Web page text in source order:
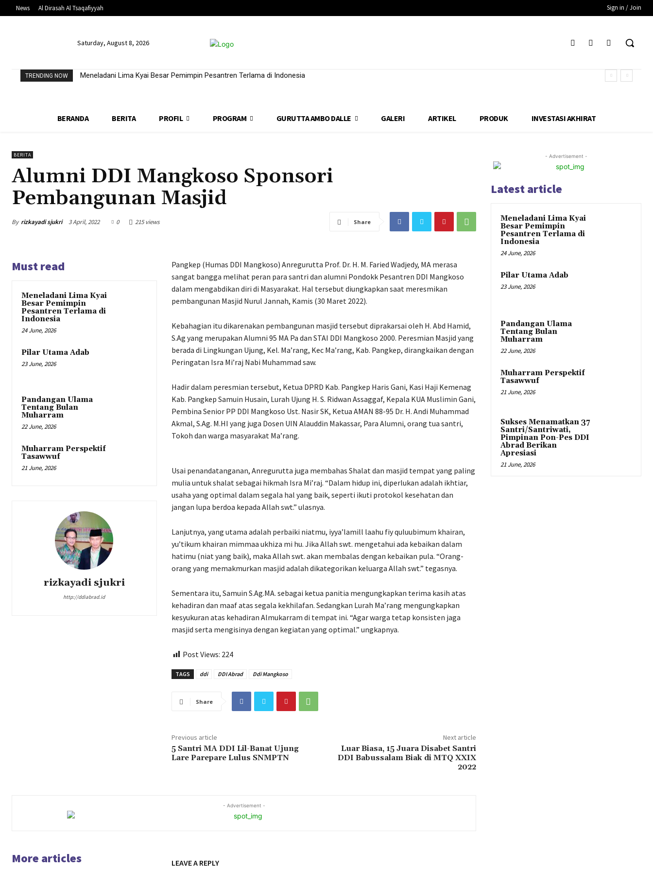
News Al Dirasah Al Tsaqafiyyah Sign in / Join
Saturday, August 8, 2026
TRENDING NOW Meneladani Lima Kyai Besar Pemimpin Pesantren Terlama di Indonesia
BERANDA BERITA PROFIL PROGRAM GURUTTA AMBO DALLE GALERI ARTIKEL PRODUK INVESTASI AKHIRAT
BERITA
Alumni DDI Mangkoso Sponsori
Pembangunan Masjid
By rizkayadi sjukri 3 April, 2022 0 215 views Share
Must read
Meneladani Lima Kyai
Besar Pemimpin
Pesantren Terlama di
Indonesia
24 June, 2026
Pilar Utama Adab
23 June, 2026
Pandangan Ulama
Tentang Bulan
Muharram
22 June, 2026
Muharram Perspektif
Tasawwuf
21 June, 2026
rizkayadi sjukri
http://ddiabrad.id
Pangkep (Humas DDI Mangkoso) Anregurutta Prof. Dr. H. M. Faried Wadjedy, MA merasa
sangat bangga melihat peran para santri dan alumni Pondokk Pesantren DDI Mangkoso
dalam mengabdikan diri di Masyarakat. Hal tersebut diungkapkan saat meresmikan
pembangunan Masjid Nurul Jannah, Kamis (30 Maret 2022).
Kebahagian itu dikarenakan pembangunan masjid tersebut diprakarsai oleh H. Abd Hamid,
S.Ag yang merupakan Alumni 95 MA Pa dan STAI DDI Mangkoso 2000. Peresmian Masjid yang
berada di Lingkungan Ujung, Kel. Ma’rang, Kec Ma’rang, Kab. Pangkep, dirangkaikan dengan
Peringatan Isra Mi’raj Nabi Muhammad saw.
Hadir dalam peresmian tersebut, Ketua DPRD Kab. Pangkep Haris Gani, Kasi Haji Kemenag
Kab. Pangkep Samuin Husain, Lurah Ujung H. S. Ridwan Assaggaf, Kepala KUA Muslimin Gani,
Pembina Senior PP DDI Mangkoso Ust. Nasir SK, Ketua AMAN 88-95 Dr. H. Andi Muhammad
Akmal, S.Ag. M.HI yang juga Dosen UIN Alauddin Makassar, Para Alumni, orang tua santri,
Tokoh dan warga masyarakat Ma’rang.
Usai penandatanganan, Anregurutta juga membahas Shalat dan masjid tempat yang paling
mulia untuk shalat sebagai hikmah Isra Mi’raj. “Dalam hidup ini, diperlukan adalah ikhtiar,
usaha yang optimal dalam segala hal yang baik, seperti ikuti protokol kesehatan dan
jangan lupa berdoa kepada Allah swt.” ulasnya.
Lanjutnya, yang utama adalah perbaiki niatmu, iyya’lamill laahu fiy quluubimum khairan,
yu’tikum khairan mimmaa ukhiza mi hu. Jika Allah swt. mengetahui ada kebaikan dalam
hatimu (niat yang baik), maka Allah swt. akan membalas dengan kebaikan pula. “Orang-
orang yang memakmurkan masjid adalah dikategorikan keluarga Allah swt.” tegasnya.
Sementara itu, Samuin S.Ag.MA. sebagai ketua panitia mengungkapkan terima kasih atas
kehadiran dan maaf atas segala kekhilafan. Sedangkan Lurah Ma’rang mengungkapkan
kesyukuran atas kehadiran Almukarram di tempat ini. “Agar warga tetap konsisten jaga
masjid serta mengisinya dengan kegiatan yang optimal.” ungkapnya.
Post Views: 224
TAGS ddi DDI Abrad Ddi Mangkoso
Share
Previous article
5 Santri MA DDI Lil-Banat Ujung
Lare Parepare Lulus SNMPTN
Next article
Luar Biasa, 15 Juara Disabet Santri
DDI Babussalam Biak di MTQ XXIX
2022
- Advertisement -
More articles LEAVE A REPLY
- Advertisement -
Latest article
Meneladani Lima Kyai
Besar Pemimpin
Pesantren Terlama di
Indonesia
24 June, 2026
Pilar Utama Adab
23 June, 2026
Pandangan Ulama
Tentang Bulan
Muharram
22 June, 2026
Muharram Perspektif
Tasawwuf
21 June, 2026
Sukses Menamatkan 37
Santri/Santriwati,
Pimpinan Pon-Pes DDI
Abrad Berikan
Apresiasi
21 June, 2026